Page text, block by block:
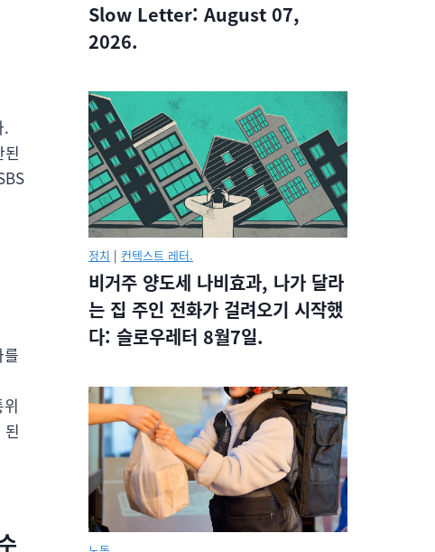
.
Slow Letter: August 07,
2026.
정치 | 컨텍스트 레터.
비거주 양도세 나비효과, 나가 달라
는 집 주인 전화가 걸려오기 시작했
다: 슬로우레터 8월7일.